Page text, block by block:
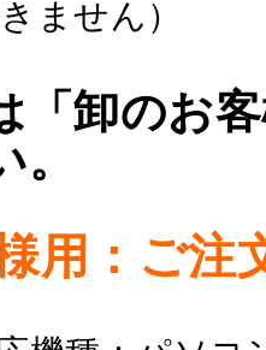
ません）
「卸のお
用：ご注